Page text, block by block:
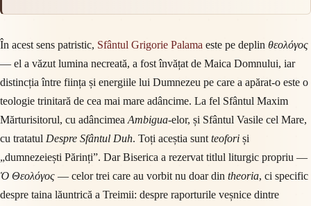
În acest sens patristic, Sfântul Grigorie Palama este pe deplin θεολόγος
— el a văzut lumina necreată, a fost învățat de Maica Domnului, iar
distincția între ființa și energiile lui Dumnezeu pe care a apărat-o este o
teologie trinitară de cea mai mare adâncime. La fel Sfântul Maxim
Mărturisitorul, cu adâncimea Ambigua-elor, și Sfântul Vasile cel Mare,
cu tratatul Despre Sfântul Duh. Toți aceștia sunt teofori și
„dumnezeiești Părinți”. Dar Biserica a rezervat titlul liturgic propriu —
Ὁ Θεολόγος — celor trei care au vorbit nu doar din theoria, ci specific
despre taina lăuntrică a Treimii: despre raporturile veșnice dintre